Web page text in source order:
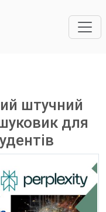
штучний
для